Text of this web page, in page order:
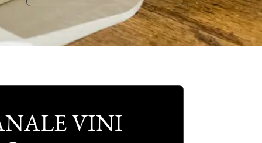
VINI